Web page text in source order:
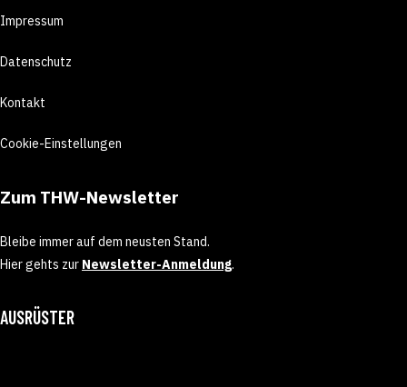
Impressum
Datenschutz
Kontakt
Cookie-Einstellungen
Zum THW-Newsletter
Bleibe immer auf dem neusten Stand.
Hier gehts zur Newsletter-Anmeldung.
AUSRÜSTER